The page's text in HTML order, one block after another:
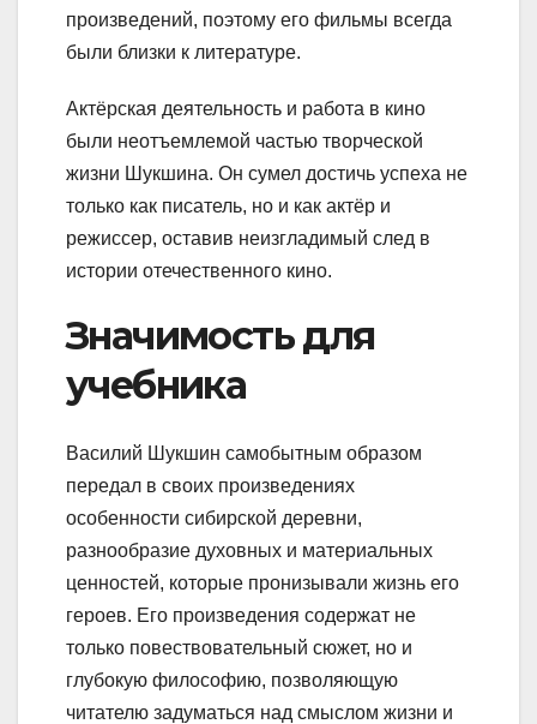
произведений, поэтому его фильмы всегда
были близки к литературе.
Актёрская деятельность и работа в кино
были неотъемлемой частью творческой
жизни Шукшина. Он сумел достичь успеха не
только как писатель, но и как актёр и
режиссер, оставив неизгладимый след в
истории отечественного кино.
Значимость для
учебника
Василий Шукшин самобытным образом
передал в своих произведениях
особенности сибирской деревни,
разнообразие духовных и материальных
ценностей, которые пронизывали жизнь его
героев. Его произведения содержат не
только повествовательный сюжет, но и
глубокую философию, позволяющую
читателю задуматься над смыслом жизни и